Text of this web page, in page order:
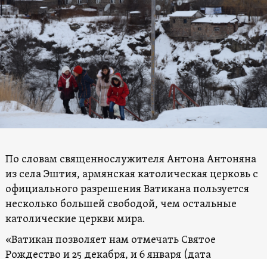
По словам священнослужителя Антона Антоняна
из села Эштия, армянская католическая церковь с
официального разрешения Ватикана пользуется
несколько большей свободой, чем остальные
католические церкви мира.
«Ватикан позволяет нам отмечать Святое
Рождество и 25 декабря, и 6 января (дата